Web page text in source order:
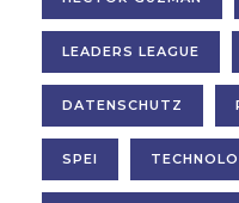
LEADERS LEAGUE
DATENSCHUTZ
SPEI